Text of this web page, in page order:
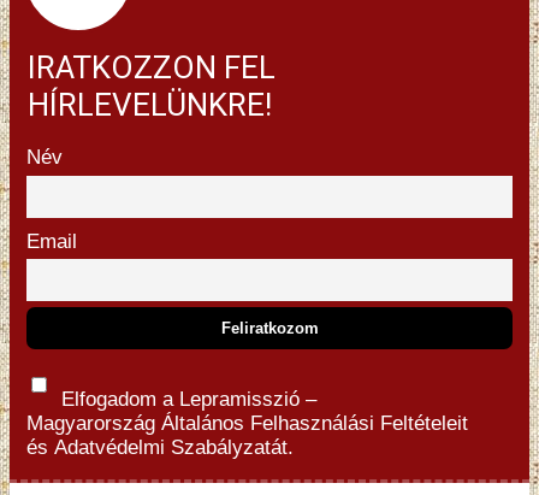
IRATKOZZON FEL
HÍRLEVELÜNKRE!
Név
Email
Elfogadom a Lepramisszió –
Magyarország Általános Felhasználási Feltételeit
és Adatvédelmi Szabályzatát.